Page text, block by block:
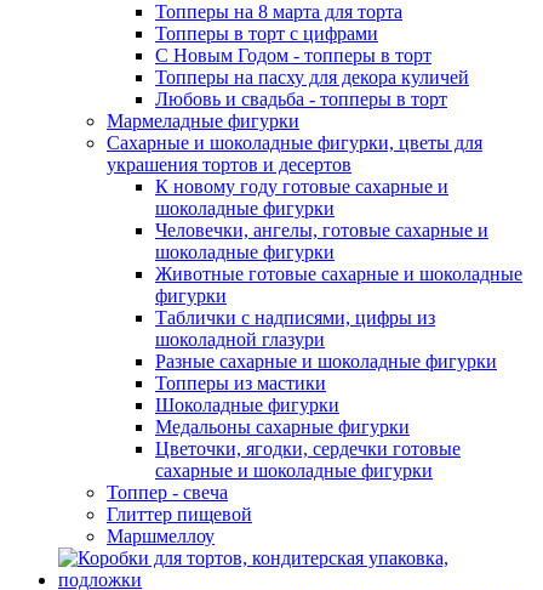
Топперы на 8 марта для торта
Топперы в торт с цифрами
С Новым Годом - топперы в торт
Топперы на пасху для декора куличей
Любовь и свадьба - топперы в торт
Мармеладные фигурки
Сахарные и шоколадные фигурки, цветы для
украшения тортов и десертов
К новому году готовые сахарные и
шоколадные фигурки
Человечки, ангелы, готовые сахарные и
шоколадные фигурки
Животные готовые сахарные и шоколадные
фигурки
Таблички с надписями, цифры из
шоколадной глазури
Разные сахарные и шоколадные фигурки
Топперы из мастики
Шоколадные фигурки
Медальоны сахарные фигурки
Цветочки, ягодки, сердечки готовые
сахарные и шоколадные фигурки
Топпер - свеча
Глиттер пищевой
Маршмеллоу